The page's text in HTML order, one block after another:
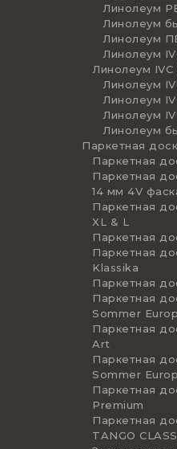
Линолеум
Линолеум
Линолеум
Линолеум
Линолеум IVC
Линолеум
Линолеум
Линолеум
Линолеум
Паркетная
Паркетная
Паркетная
14 мм 4V
Паркетная
XL & L
Паркетная
Паркетная
Klassika
Паркетная
Паркетная
Sommer
Паркетная
Art
Паркетная
Sommer
Паркетная
Premium
Паркетная
TANGO